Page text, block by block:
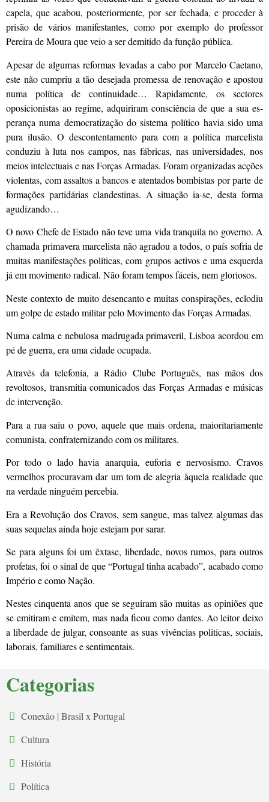
capela, que acabou, poste­riormente, por ser fechada, e proceder à
prisão de vários manifestantes, como por exemplo do professor
Pereira de Moura que veio a ser demitido da função pública.
Apesar de algumas reformas levadas a cabo por Marcelo Caetano,
este não cumpriu a tão desejada promessa de renovação e apostou
numa política de continuidade… Rapidamente, os sectores
oposicionistas ao regime, adquiriram consciência de que a sua es­
perança numa democratização do sistema político havia sido uma
pura ilusão. O desconten­tamento para com a política marcelista
conduziu à luta nos campos, nas fábricas, nas universidades, nos
meios intelectuais e nas Forças Armadas. Foram organiza­das acções
violentas, com assaltos a bancos e atentados bombistas por parte de
formações partidárias clandestinas. A situação ia-se, desta forma
agudizando…
O novo Chefe de Estado não teve uma vida tranquila no governo. A
chamada primavera marcelista não agradou a todos, o país sofria de
muitas manifestações políticas, com grupos activos e uma esquerda
já em movimento radical. Não foram tempos fáceis, nem gloriosos.
Neste contexto de muito desencanto e muitas conspirações, eclodiu
um golpe de estado militar pelo Movimento das Forças Armadas.
Numa calma e nebulosa madrugada primaveril, Lisboa acordou em
pé de guerra, era uma cidade ocupada.
Através da telefonia, a Rádio Clube Português, nas mãos dos
revoltosos, transmitia comunicados das Forças Armadas e músicas
de intervenção.
Para a rua saiu o povo, aquele que mais ordena, maioritariamente
comunista, confraternizando com os militares.
Por todo o lado havia anarquia, euforia e nervosismo. Cravos
vermelhos procuravam dar um tom de alegria àquela realidade que
na verdade ninguém percebia.
Era a Revolução dos Cravos, sem sangue, mas talvez algumas das
suas sequelas ainda hoje estejam por sarar.
Se para alguns foi um êxtase, liberdade, novos rumos, para outros
profetas, foi o sinal de que “Portugal tinha acabado”, acabado como
Império e como Nação.
Nestes cinquenta anos que se seguiram são muitas as opiniões que
se emitiram e emitem, mas nada ficou como dantes. Ao leitor deixo
a liberdade de julgar, consoante as suas vivências politicas, sociais,
laborais, familiares e sentimentais.
Categorias
Conexão | Brasil x Portugal
Cultura
História
Política